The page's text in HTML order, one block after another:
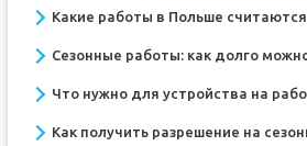
Какие работы в Польше
Сезонные работы: как долго
Что нужно для устройства на
Как получить разрешение на